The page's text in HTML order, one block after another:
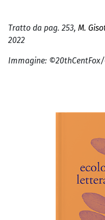
Tratto da pag. 253, M.
2022
Immagine: